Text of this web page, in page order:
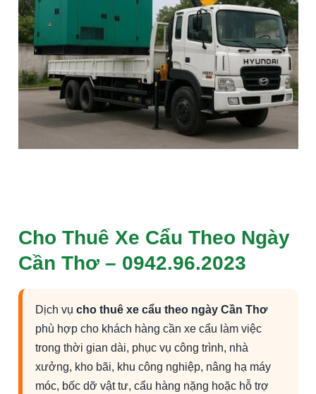
Cho Thuê Xe Cẩu Theo Ngày
Cần Thơ – 0942.96.2023
Dịch vụ cho thuê xe cẩu theo ngày Cần Thơ
phù hợp cho khách hàng cần xe cẩu làm việc
trong thời gian dài, phục vụ công trình, nhà
xưởng, kho bãi, khu công nghiệp, nâng hạ máy
móc, bốc dỡ vật tư, cẩu hàng nặng hoặc hỗ trợ